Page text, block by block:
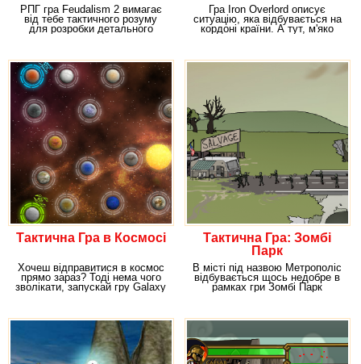
РПГ гра Feudalism 2 вимагає
від тебе тактичного розуму
для розробки детального
Гра Iron Overlord описує
ситуацію, яка відбувається на
кордоні країни. А тут, м'яко
Тактична Гра в Космосі
Хочеш відправитися в космос
прямо зараз? Тоді нема чого
зволікати, запускай гру Galaxy
Тактична Гра: Зомбі
Парк
В місті під назвою Метрополіс
відбувається щось недобре в
рамках гри Зомбі Парк